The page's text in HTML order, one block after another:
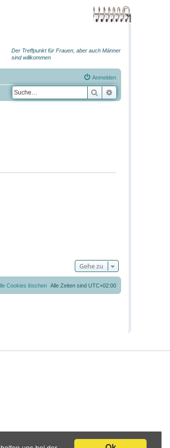
Der Treffpunkt für Frauen, aber auch Männer
sind willkommen
Anmelden
Suche
Gehe zu
Alle Zeiten sind UTC+02:00
Cookies löschen